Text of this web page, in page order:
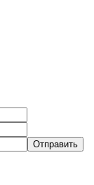
Отправить